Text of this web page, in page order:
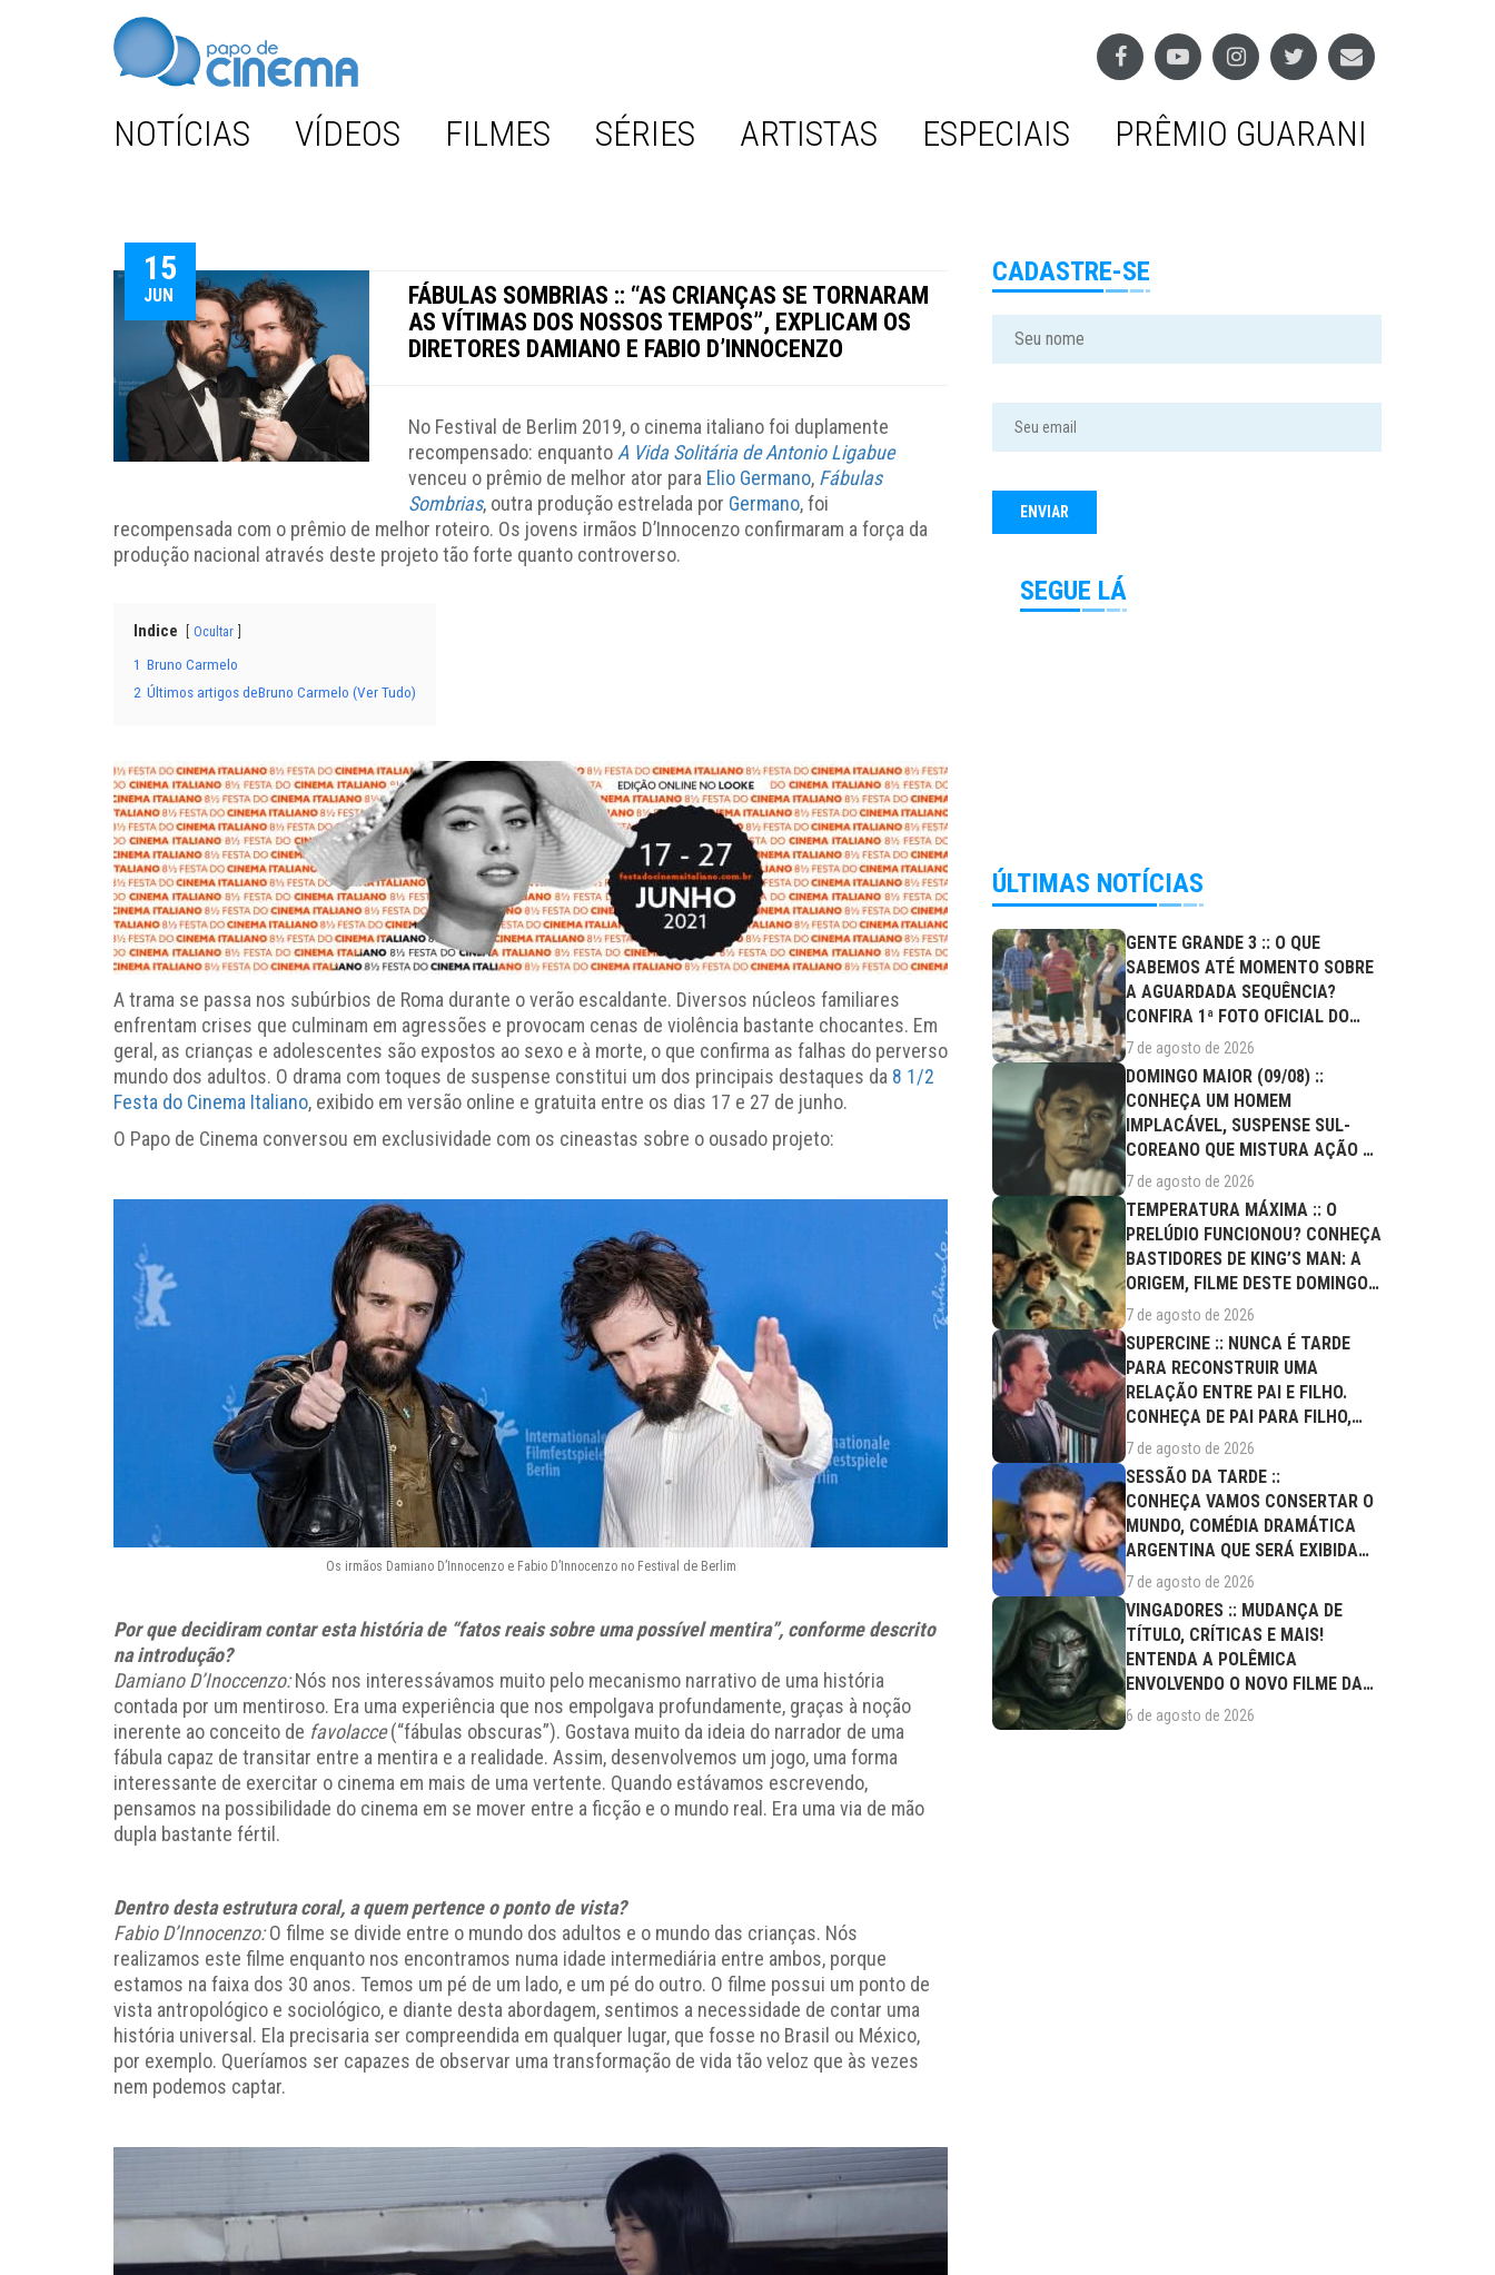
NOTÍCIAS VÍDEOS FILMES SÉRIES ARTISTAS ESPECIAIS PRÊMIO GUARANI
15
JUN
FÁBULAS SOMBRIAS :: “AS CRIANÇAS SE TORNARAM
AS VÍTIMAS DOS NOSSOS TEMPOS”, EXPLICAM OS
DIRETORES DAMIANO E FABIO D’INNOCENZO
No Festival de Berlim 2019, o cinema italiano foi duplamente
recompensado: enquanto A Vida Solitária de Antonio Ligabue
venceu o prêmio de melhor ator para Elio Germano, Fábulas
Sombrias, outra produção estrelada por Germano, foi
recompensada com o prêmio de melhor roteiro. Os jovens irmãos D’Innocenzo confirmaram a força da
produção nacional através deste projeto tão forte quanto controverso.
Indice Ocultar
1 Bruno Carmelo
2 Últimos artigos deBruno Carmelo (Ver Tudo)
A trama se passa nos subúrbios de Roma durante o verão escaldante. Diversos núcleos familiares
enfrentam crises que culminam em agressões e provocam cenas de violência bastante chocantes. Em
geral, as crianças e adolescentes são expostos ao sexo e à morte, o que confirma as falhas do perverso
mundo dos adultos. O drama com toques de suspense constitui um dos principais destaques da 8 1/2
Festa do Cinema Italiano, exibido em versão online e gratuita entre os dias 17 e 27 de junho.
O Papo de Cinema conversou em exclusividade com os cineastas sobre o ousado projeto:
Os irmãos Damiano D’Innocenzo e Fabio D’Innocenzo no Festival de Berlim
Por que decidiram contar esta história de “fatos reais sobre uma possível mentira”, conforme descrito
na introdução?
Damiano D’Inoccenzo:Nós nos interessávamos muito pelo mecanismo narrativo de uma história
contada por um mentiroso. Era uma experiência que nos empolgava profundamente, graças à noção
inerente ao conceito de favolacce(“fábulas obscuras”). Gostava muito da ideia do narrador de uma
fábula capaz de transitar entre a mentira e a realidade. Assim, desenvolvemos um jogo, uma forma
interessante de exercitar o cinema em mais de uma vertente. Quando estávamos escrevendo,
pensamos na possibilidade do cinema em se mover entre a ficção e o mundo real. Era uma via de mão
dupla bastante fértil.
Dentro desta estrutura coral, a quem pertence o ponto de vista?
Fabio D’Innocenzo:O filme se divide entre o mundo dos adultos e o mundo das crianças. Nós
realizamos este filme enquanto nos encontramos numa idade intermediária entre ambos, porque
estamos na faixa dos 30 anos. Temos um pé de um lado, e um pé do outro. O filme possui um ponto de
vista antropológico e sociológico, e diante desta abordagem, sentimos a necessidade de contar uma
história universal. Ela precisaria ser compreendida em qualquer lugar, que fosse no Brasil ou México,
por exemplo. Queríamos ser capazes de observar uma transformação de vida tão veloz que às vezes
nem podemos captar.
CADASTRE-SE
SEGUE LÁ
ÚLTIMAS NOTÍCIAS
GENTE GRANDE 3 :: O QUE
SABEMOS ATÉ MOMENTO SOBRE
A AGUARDADA SEQUÊNCIA?
CONFIRA 1ª FOTO OFICIAL DO
ELENCO!
7 de agosto de 2026
DOMINGO MAIOR (09/08) ::
CONHEÇA UM HOMEM
IMPLACÁVEL, SUSPENSE SUL-
COREANO QUE MISTURA AÇÃO E
DRAMA FAMILIAR
7 de agosto de 2026
TEMPERATURA MÁXIMA :: O
PRELÚDIO FUNCIONOU? CONHEÇA
BASTIDORES DE KING’S MAN: A
ORIGEM, FILME DESTE DOMINGO
(09/08)
7 de agosto de 2026
SUPERCINE :: NUNCA É TARDE
PARA RECONSTRUIR UMA
RELAÇÃO ENTRE PAI E FILHO.
CONHEÇA DE PAI PARA FILHO,
FILME DESTE...
7 de agosto de 2026
SESSÃO DA TARDE ::
CONHEÇA VAMOS CONSERTAR O
MUNDO, COMÉDIA DRAMÁTICA
ARGENTINA QUE SERÁ EXIBIDA
NESTA SEXTA (07/08)
7 de agosto de 2026
VINGADORES :: MUDANÇA DE
TÍTULO, CRÍTICAS E MAIS!
ENTENDA A POLÊMICA
ENVOLVENDO O NOVO FILME DA
MARVEL
6 de agosto de 2026